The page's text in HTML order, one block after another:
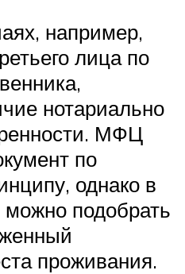
например,
лица по
нотариально
МФЦ
по
однако в
подобрать
проживания.